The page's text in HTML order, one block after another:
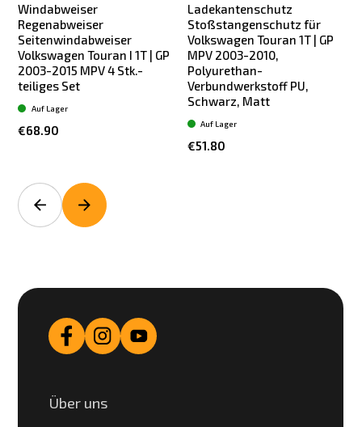
Windabweiser
Regenabweiser
Seitenwindabweiser
Volkswagen Touran I 1T | GP
2003-2015 MPV 4 Stk.-
teiliges Set
€68.90
Auf Lager
Ladekantenschutz
Stoßstangenschutz für
Volkswagen Touran 1T | GP
MPV 2003-2010,
Polyurethan-
Verbundwerkstoff PU,
Schwarz, Matt
€51.80
Auf Lager
Über uns